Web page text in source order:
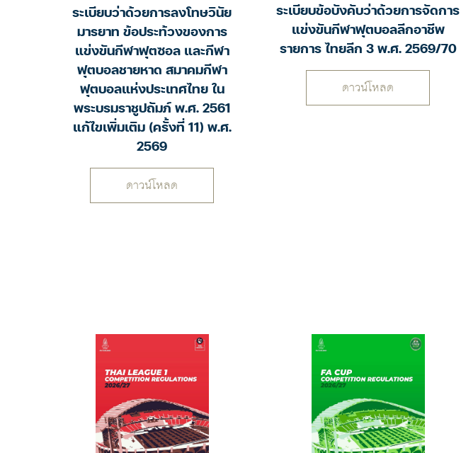
ระเบียบว่าด้วยการลงโทษวินัย
มารยาท ข้อประท้วงของการ
แข่งขันกีฬาฟุตซอล และกีฬา
ฟุตบอลชายหาด สมาคมกีฬา
ฟุตบอลแห่งประเทศไทย ใน
พระบรมราชูปถัมภ์ พ.ศ. 2561
แก้ไขเพิ่มเติม (ครั้งที่ 11) พ.ศ.
2569
ดาวน์โหลด
ระเบียบข้อบังคับว่าด้วยการจัดการ
แข่งขันกีฬาฟุตบอลลีกอาชีพ
รายการ ไทยลีก 3 พ.ศ. 2569/70
ดาวน์โหลด